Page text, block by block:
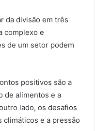
da divisão em três
complexo e
de um setor podem
positivos são a
de alimentos e a
lado, os desafios
climáticos e a pressão